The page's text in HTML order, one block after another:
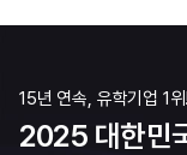
15년 연속, 유학기업 1위!
2025 대한민